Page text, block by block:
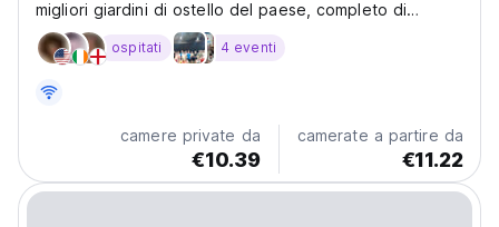
migliori giardini di ostello del paese, completo di
jacuzzi riscaldata per rilassarsi dopo una dura giornata
di avventura. L'ostello originale e più popolare di San
ospitati 4 eventi
camere private da
€10.39
camerate a partire da
€11.22